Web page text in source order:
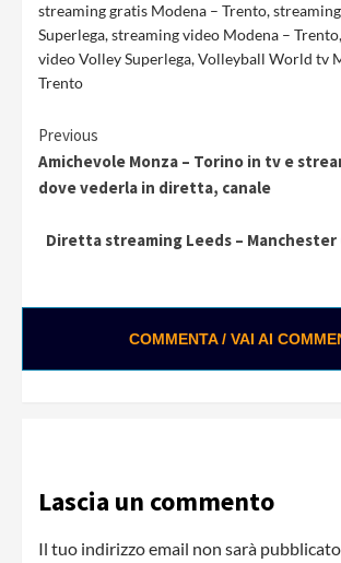
streaming gratis Modena – Trento,
Superlega,streaming video Modena – Trento,
video Volley Superlega,Volleyball World tv
Trento
Continue
Reading
Previous
Amichevole Monza – Torino in tv e
dove vederla in diretta, canale
Diretta streaming Leeds – Manchester
COMMENTA / VAI AI
0:02 / 0:28
Lascia un commento
Il tuo indirizzo email non sarà pubblicato.